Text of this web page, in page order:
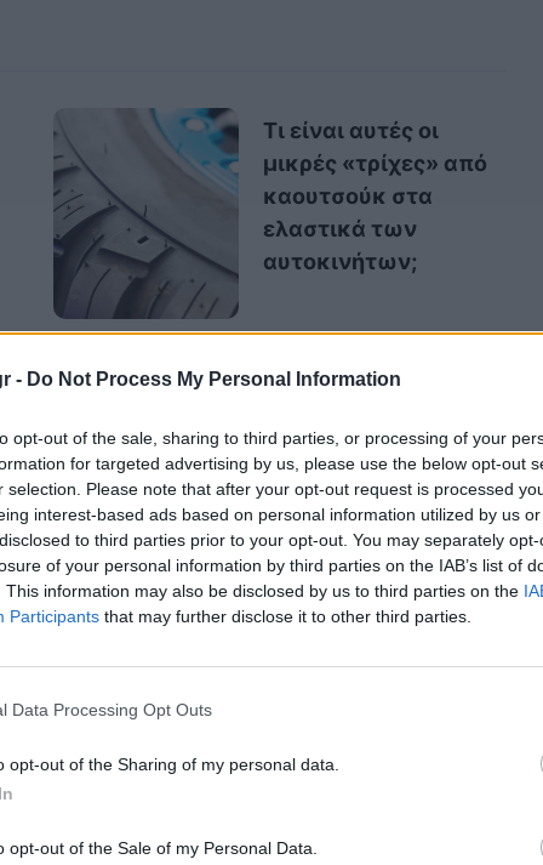
- Do Not Process My Personal Information
opt-out of the sale, sharing to third parties, or processing of your
for targeted advertising by us, please use the below opt-out
selection. Please note that after your opt-out request is processed
interest-based ads based on personal information utilized by us
to third parties prior to your opt-out. You may separately
of your personal information by third parties on the IAB’s list of
This information may also be disclosed by us to third parties on the
Participants that may further disclose it to other third parties.
Data Processing Opt Outs
opt-out of the Sharing of my personal data.
opt-out of the Sale of my Personal Data.
Τι είναι αυτές οι
μικρές «τρίχες» από
καουτσούκ στα
ελαστικά των
αυτοκινήτων;
και θα κυμανθεί σε υψηλά για την
τα παραθαλάσσια τους25 με 27 βαθμούς,
στα ανατολικά ηπειρωτικά τους30 με
νεφώσεις.
Στη δυτική Μακεδονία η ελάχιστη 2